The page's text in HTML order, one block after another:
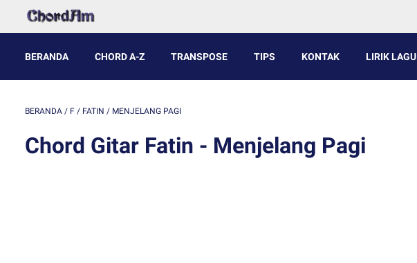
BERANDA CHORD A-Z TRANSPOSE TIPS KONTAK LIRIK LAGU
BERANDA / F / FATIN / MENJELANG PAGI
Chord Gitar Fatin - Menjelang Pagi